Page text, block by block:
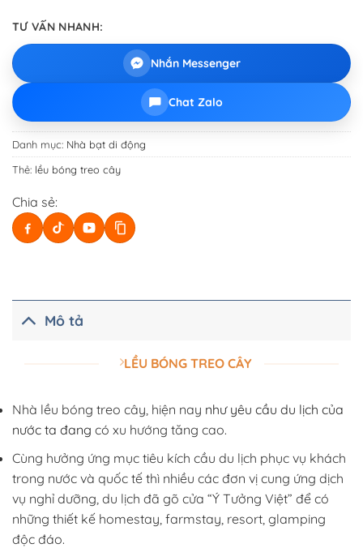
TƯ VẤN NHANH:
Nhắn Messenger
Chat Zalo
Danh mục: Nhà bạt di động
Thẻ: lều bóng treo cây
Chia sẻ:
Mô tả
LỀU BÓNG TREO CÂY
Nhà lều bóng treo cây, hiện nay như yêu cầu du lịch của
nước ta đang có xu hướng tăng cao.
Cùng hưởng ứng mục tiêu kích cầu du lịch phục vụ khách
trong nước và quốc tế thì nhiều các đơn vị cung ứng dịch
vụ nghỉ dưỡng, du lịch đã gõ cửa “Ý Tưởng Việt” để có
những thiết kế homestay, farmstay, resort, glamping
độc đáo.